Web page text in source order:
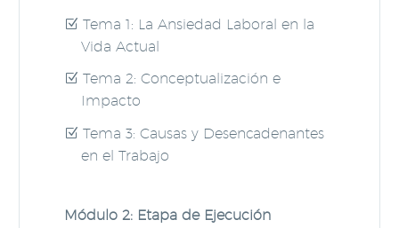
Tema 1: La Ansiedad Laboral en la
Vida Actual
Tema 2: Conceptualización e
Impacto
Tema 3: Causas y Desencadenantes
en el Trabajo
Módulo 2: Etapa de Ejecución